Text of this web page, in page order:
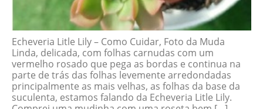
Echeveria Litle Lily – Como Cuidar, Foto da Muda
Linda, delicada, com folhas carnudas com um
vermelho rosado que pega as bordas e continua na
parte de trás das folhas levemente arredondadas
principalmente as mais velhas, as folhas da base da
suculenta, estamos falando da Echeveria Litle Lily.